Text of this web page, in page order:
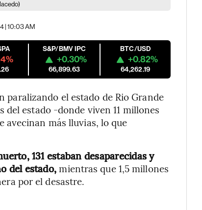
| 10:03 AM
S&P/BMV IPC
+0.30%
66,899.63
BTC/USD
+0.82%
64,262.19
el estado de Rio Grande
estado -donde viven 11 millones
avecinan más lluvias, lo que
131 estaban desaparecidas y
del estado,mientras que 1,5 millones
por el desastre.